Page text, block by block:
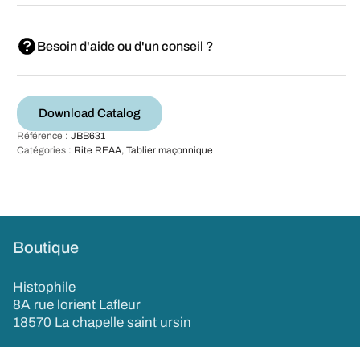
Besoin d'aide ou d'un conseil ?
Download Catalog
Référence : JBB631
Catégories : Rite REAA, Tablier maçonnique
Boutique
Histophile
8A rue lorient Lafleur
18570 La chapelle saint ursin